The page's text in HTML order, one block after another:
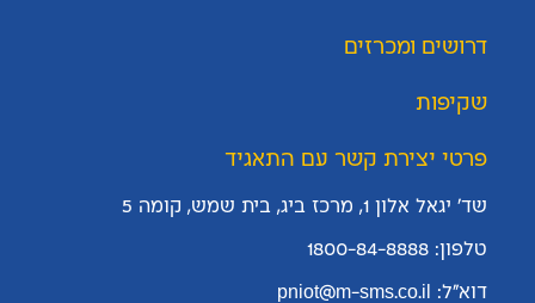
דרושים ומכרזים
שקיפות
פרטי יצירת קשר עם התאגיד
שד' יגאל אלון 1, מרכז ביג, בית שמש, קומה 5
טלפון: 1800-84-8888
דוא"ל: pniot@m-sms.co.il